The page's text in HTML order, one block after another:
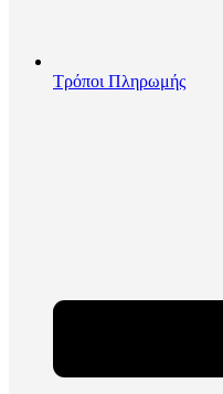
Τρόποι Πληρωμής